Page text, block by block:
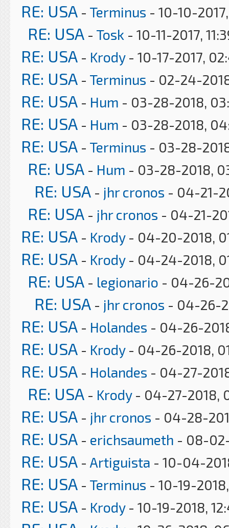
RE: USA - Terminus - 10-10-
RE: USA - Tosk - 10-11-2017,
RE: USA - Krody- 10-17-2017,
RE: USA - Terminus - 02-24-
RE: USA - Hum - 03-28-2018,
RE: USA - Hum - 03-28-2018,
RE: USA - Terminus - 03-28-
RE: USA - Hum - 03-28-2018,
RE: USA - jhr cronos - 04-21-
RE: USA - jhr cronos - 04-21-
RE: USA - Krody- 04-20-2018,
RE: USA - Krody- 04-24-2018,
RE: USA - legionario - 04-26-
RE: USA - jhr cronos - 04-26-
RE: USA - Holandes - 04-26-
RE: USA - Krody- 04-26-2018,
RE: USA - Holandes - 04-27-
RE: USA - Krody- 04-27-2018,
RE: USA - jhr cronos - 04-28-
RE: USA - erichsaumeth - 08-
RE: USA - Artiguista - 10-04-
RE: USA - Terminus - 10-19-
RE: USA - Krody- 10-19-2018,